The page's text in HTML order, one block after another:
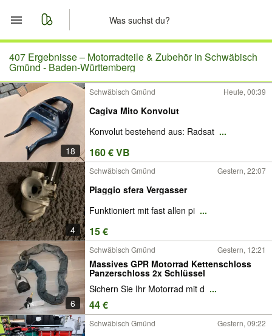
Start
Merkliste
Nachrichten
Anzeige aufgeben
407 Ergebnisse – Motorradteile & Zubehör in Schwäbisch
Gmünd - Baden-Württemberg
18
Schwäbisch Gmünd Heute, 00:39
Cagiva Mito Konvolut
Konvolut bestehend aus: Radsat ...
160 € VB
4
Schwäbisch Gmünd Gestern, 22:07
Piaggio sfera Vergasser
Funktioniert mit fast allen pi ...
15 €
6
Schwäbisch Gmünd Gestern, 12:21
Massives GPR Motorrad Kettenschloss
Panzerschloss 2x Schlüssel
Sichern Sie Ihr Motorrad mit d ...
44 €
Schwäbisch Gmünd Gestern, 09:22